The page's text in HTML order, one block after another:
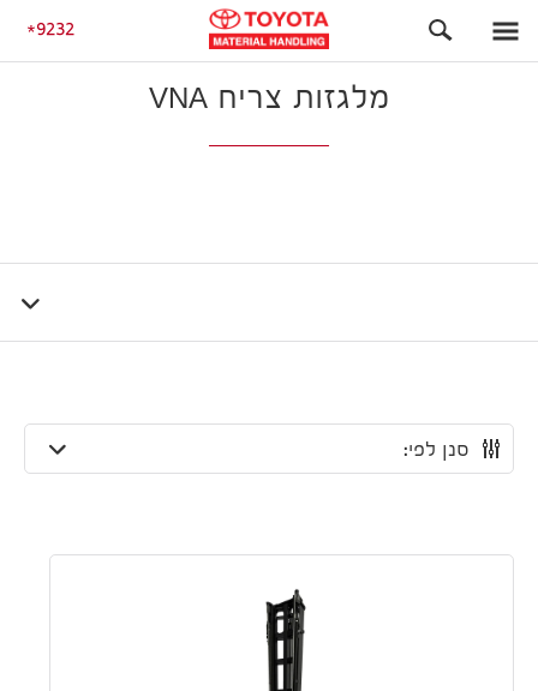
9232 המוצרים שלנו מלגזות צריח VNA
מלגזות צריח VNA
סנן לפי: